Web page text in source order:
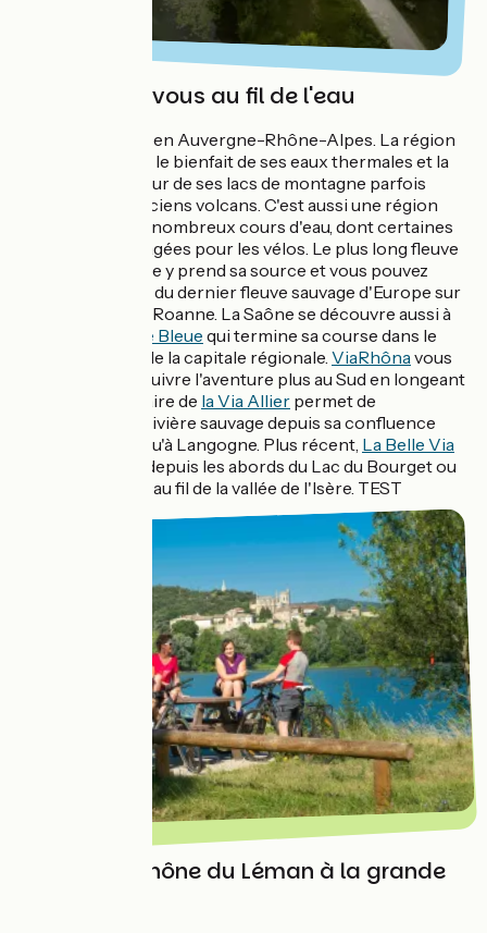
Ressourcez-vous au fil de l'eau
L'eau est partout en Auvergne-Rhône-Alpes. La région
est réputée pour le bienfait de ses eaux thermales et la
beauté et grandeur de ses lacs de montagne parfois
nichés dans d'anciens volcans. C'est aussi une région
traversée par de nombreux cours d'eau, dont certaines
rives sont aménagées pour les vélos. Le plus long fleuve
de France, la Loire y prend sa source et vous pouvez
suivre une partie du dernier fleuve sauvage d'Europe sur
depuis Roanne. La Saône se découvre aussi à
La Voie Bleue qui termine sa course dans le
Rhône au cœur de la capitale régionale. ViaRhônavous
permet de poursuivre l'aventure plus au Sud en longeant
le fleuve. L'itinéraire de la Via Allier permet de
remonter cette rivière sauvage depuis sa confluence
avec la Loire jusqu'à Langogne. Plus récent, La Belle Via
vous embarque, depuis les abords du Lac du Bourget ou
du Lac d'Annecy, au fil de la vallée de l'Isère. TEST
Escorter le Rhône du Léman à la grande